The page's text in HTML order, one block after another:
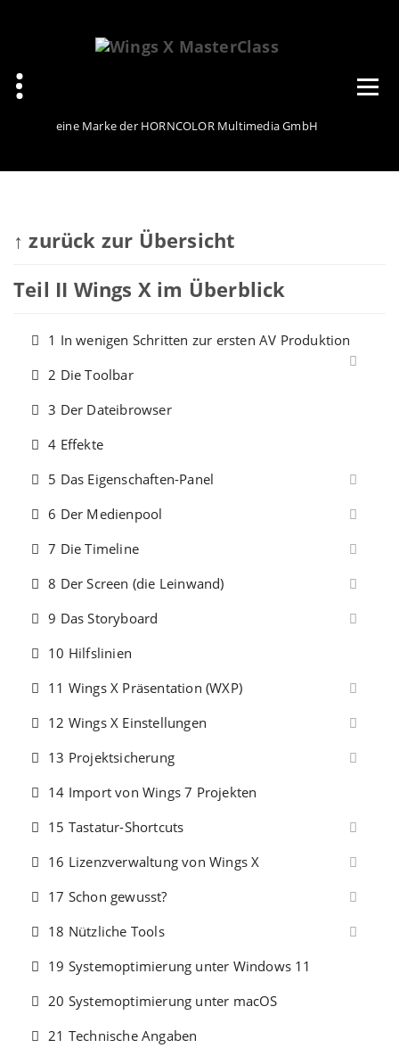
eine Marke der HORNCOLOR Multimedia GmbH
↑ zurück zur Übersicht
Teil II Wings X im Überblick
1 In wenigen Schritten zur ersten AV Produktion
2 Die Toolbar
3 Der Dateibrowser
4 Effekte
5 Das Eigenschaften-Panel
6 Der Medienpool
7 Die Timeline
8 Der Screen (die Leinwand)
9 Das Storyboard
10 Hilfslinien
11 Wings X Präsentation (WXP)
12 Wings X Einstellungen
13 Projektsicherung
14 Import von Wings 7 Projekten
15 Tastatur-Shortcuts
16 Lizenzverwaltung von Wings X
17 Schon gewusst?
18 Nützliche Tools
19 Systemoptimierung unter Windows 11
20 Systemoptimierung unter macOS
21 Technische Angaben